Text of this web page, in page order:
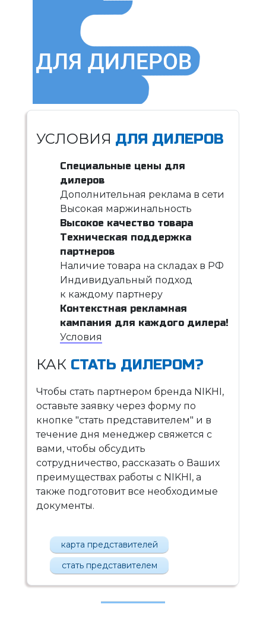
УСЛОВИЯ ДЛЯ ДИЛЕРОВ
Специальные цены для
дилеров
Дополнительная реклама в сети
Высокая маржинальность
Высокое качество товара
Техническая поддержка
партнеров
Наличие товара на складах в РФ
Индивидуальный подход
к каждому партнеру
Контекстная рекламная
кампания для каждого дилера!
Условия
КАК СТАТЬ ДИЛЕРОМ?
Чтобы стать партнером бренда NIKHI,
оставьте заявку через форму по
кнопке "стать представителем" и в
течение дня менеджер свяжется с
вами, чтобы обсудить
сотрудничество, рассказать о Ваших
преимуществах работы с NIKHI, а
также подготовит все необходимые
документы.
карта представителей
стать представителем